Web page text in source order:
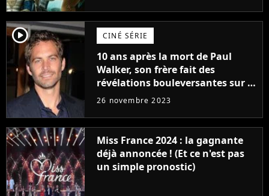
player2 CINÉ SÉRIE
10 ans après la mort de Paul
Walker, son frère fait des
révélations bouleversantes sur la
réaction des acteurs de Fast and
26 novembre 2023
Miss France 2024 : la gagnante
déjà annoncée ! (Et ce n'est pas
un simple pronostic)